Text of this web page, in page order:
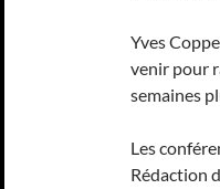
Yves
venir pour
semaines
Les
Rédaction